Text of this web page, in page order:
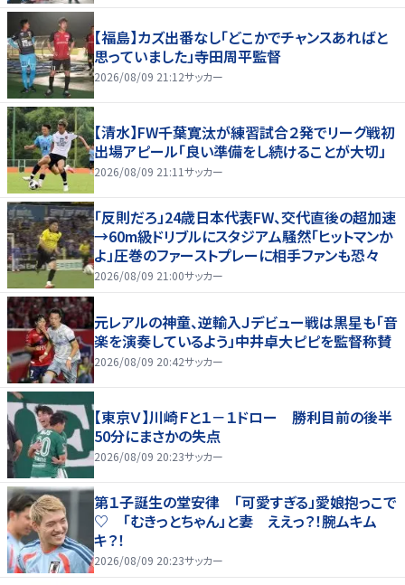
【福島】カズ出番なし「どこかでチャンスあればと
思っていました」寺田周平監督
2026/08/09 21:12サッカー
【清水】FW千葉寛汰が練習試合２発でリーグ戦初
出場アピール「良い準備をし続けることが大切」
2026/08/09 21:11サッカー
「反則だろ」24歳日本代表FW、交代直後の超加速
→60m級ドリブルにスタジアム騒然「ヒットマンか
よ」圧巻のファーストプレーに相手ファンも恐々
2026/08/09 21:00サッカー
元レアルの神童、逆輸入Ｊデビュー戦は黒星も「音
楽を演奏しているよう」中井卓大ピピを監督称賛
2026/08/09 20:42サッカー
【東京Ｖ】川崎Ｆと１－１ドロー 勝利目前の後半
50分にまさかの失点
2026/08/09 20:23サッカー
第１子誕生の堂安律 「可愛すぎる」愛娘抱っこで
♡ 「むきっとちゃん」と妻 ええっ？！腕ムキム
キ？！
2026/08/09 20:23サッカー